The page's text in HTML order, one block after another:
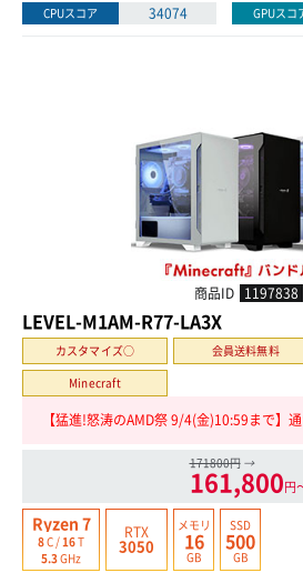
CPUスコア 34074 GPUスコ
商品ID 1197838
LEVEL-M1AM-R77-LA3X
カスタマイズ○ 会員送料無料
Minecraft
【猛進!怒涛のAMD祭 9/4(金)10:59まで】
171800円 →
161,800円
Ryzen 7
8C /16T
5.3GHz
RTX
3050
メモリ
16
GB
SSD
500
GB